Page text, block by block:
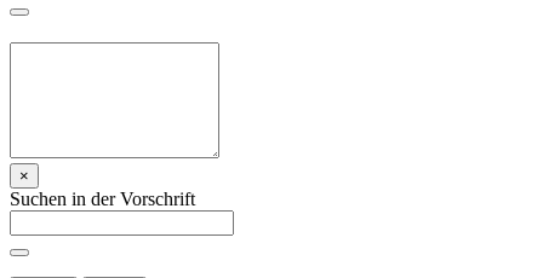
×
Suchen in der Vorschrift